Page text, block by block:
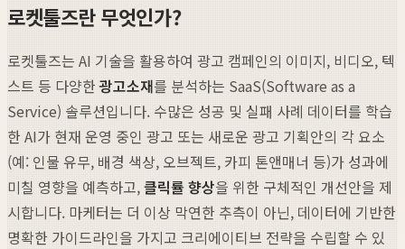
로켓툴즈란 무엇인가?
로켓툴즈는 AI 기술을 활용하여 광고 캠페인의 이미지, 비디오, 텍
스트 등 다양한광고소재를 분석하는 SaaS(Software as a
Service) 솔루션입니다. 수많은 성공 및 실패 사례 데이터를 학습
한 AI가 현재 운영 중인 광고 또는 새로운 광고 기획안의 각 요소
(예: 인물 유무, 배경 색상, 오브젝트, 카피 톤앤매너 등)가 성과에
미칠 영향을 예측하고,클릭률 향상을 위한 구체적인 개선안을 제
시합니다. 마케터는 더 이상 막연한 추측이 아닌, 데이터에 기반한
명확한 가이드라인을 가지고 크리에이티브 전략을 수립할 수 있